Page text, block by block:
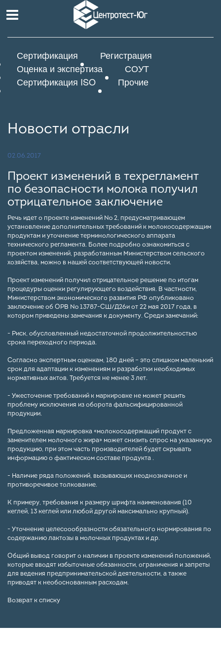
Сертификация
Регистрация
Оценка и экспертиза
СОУТ
Сертификация ISO
Прочие
Новости отрасли
02.06.2017
Проект изменений в техрегламент
по безопасности молока получил
отрицательное заключение
Речь идет о проекте изменений № 2, предусматривающем
установление дополнительных требований к молокосодержащим
продуктам и уточнение терминологического аппарата
технического регламента. Более подробно ознакомиться с
проектом изменений, разработанным Министерством сельского
хозяйства, можно в нашей соответствующей новости.
Проект изменений получил отрицательное решение по итогам
процедуры оценки регулирующего воздействия. В частности,
Министерством экономического развития РФ опубликовано
заключение об ОРВ № 13787-СШ/Д26и от 22 мая 2017 года, в
котором приведены замечания к документу. Среди замечаний:
- Риск, обусловленный недостаточной продолжительностью
срока переходного периода.
Согласно экспертным оценкам, 180 дней – это слишком маленький
срок для адаптации к изменениям и разработки необходимых
нормативных актов. Требуется не менее 3 лет.
- Ужесточение требований к маркировке не может решить
проблему исключения из оборота фальсифицированной
продукции.
Предложенная маркировка «молокосодержащий продукт с
заменителем молочного жира» может снизить спрос на указанную
продукцию, при этом часть производителей будет скрывать
информацию о фактическом составе продукта .
- Наличие ряда положений, вызывающих неоднозначное и
противоречивое толкование.
К примеру, требования к размеру шрифта наименования (10
кеглей, 13 кеглей или любой другой максимально крупный).
- Уточнение целесоообразности обязательного нормирования по
содержанию лактозы в молочных продуктах и др.
Общий вывод говорит о наличии в проекте изменений положений,
которые вводят избыточные обязанности, ограничения и запреты
для ведения предпринимательской деятельности, а также
приводят к необоснованным расходам.
Возврат к списку